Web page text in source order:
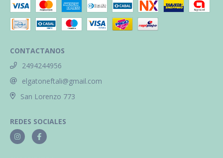
CONTACTANOS
2494244956
elgatoneftali@gmail.com
San Lorenzo 773
REDES SOCIALES